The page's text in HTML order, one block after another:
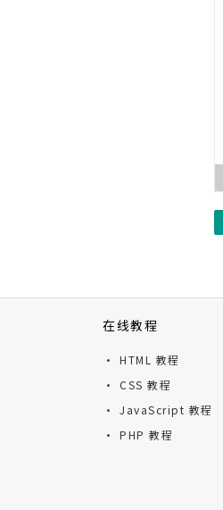
在线教程
· HTML 教程
· CSS 教程
· JavaScript 教程
· PHP 教程